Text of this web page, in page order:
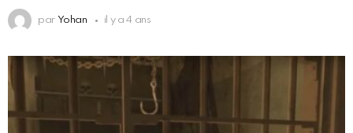
par Yohan il y a 4 ans